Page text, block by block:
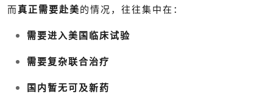
而真正需要赴美的情况，往往集中在：
需要进入美国临床试验
需要复杂联合治疗
国内暂无可及新药